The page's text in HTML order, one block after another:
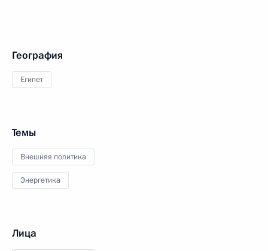
География
Египет
Темы
Внешняя политика
Энергетика
Лица